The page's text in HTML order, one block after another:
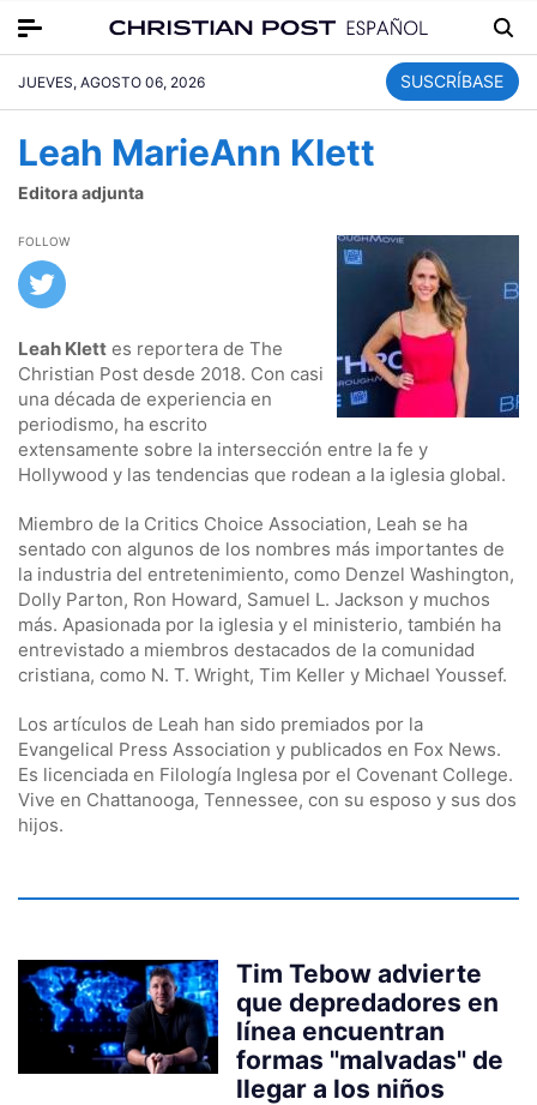
JUEVES, AGOSTO 06, 2026 SUSCRÍBASE
Leah MarieAnn Klett
Editora adjunta
FOLLOW
Leah Klett es reportera de The
Christian Post desde 2018. Con casi
una década de experiencia en
periodismo, ha escrito
extensamente sobre la intersección entre la fe y
Hollywood y las tendencias que rodean a la iglesia global.
Miembro de la Critics Choice Association, Leah se ha
sentado con algunos de los nombres más importantes de
la industria del entretenimiento, como Denzel Washington,
Dolly Parton, Ron Howard, Samuel L. Jackson y muchos
más. Apasionada por la iglesia y el ministerio, también ha
entrevistado a miembros destacados de la comunidad
cristiana, como N. T. Wright, Tim Keller y Michael Youssef.
Los artículos de Leah han sido premiados por la
Evangelical Press Association y publicados en Fox News.
Es licenciada en Filología Inglesa por el Covenant College.
Vive en Chattanooga, Tennessee, con su esposo y sus dos
hijos.
Tim Tebow advierte
que depredadores en
línea encuentran
formas "malvadas" de
llegar a los niños